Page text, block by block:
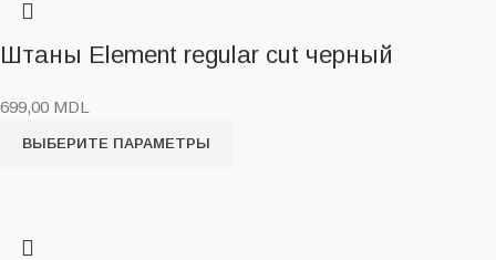
Штаны Element regular cut черный
699,00 MDL
ВЫБЕРИТЕ ПАРАМЕТРЫ